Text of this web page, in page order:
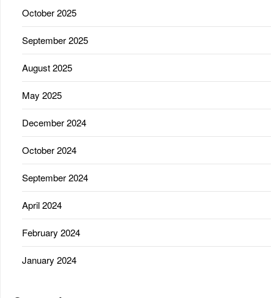
October 2025
September 2025
August 2025
May 2025
December 2024
October 2024
September 2024
April 2024
February 2024
January 2024